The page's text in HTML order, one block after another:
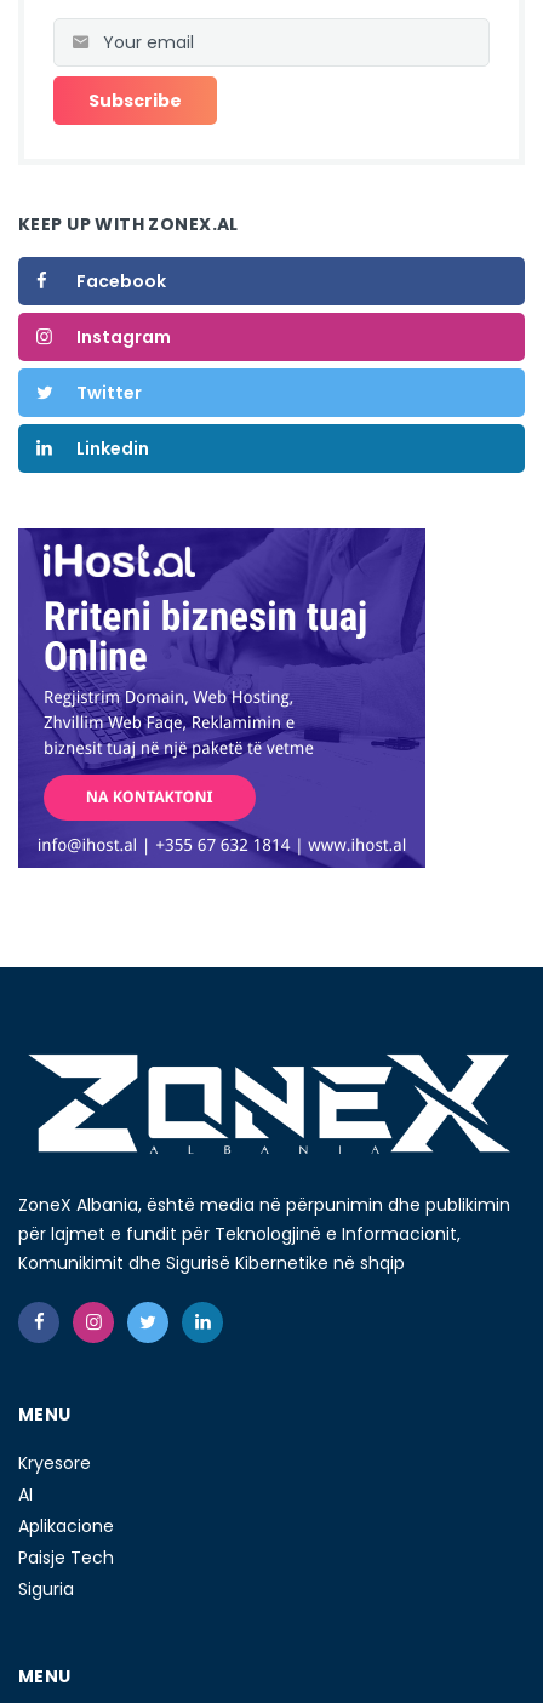
KEEP UP WITH ZONEX.AL
Facebook
Instagram
Twitter
Linkedin
ZoneX Albania, është media në përpunimin dhe publikimin
për lajmet e fundit për Teknologjinë e Informacionit,
Komunikimit dhe Sigurisë Kibernetike në shqip
MENU
Kryesore
AI
Aplikacione
Paisje Tech
Siguria
MENU